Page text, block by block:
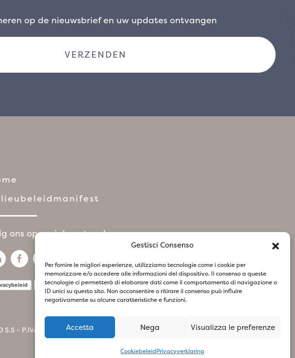
Gestisci Consenso
Per fornire le migliori esperienze, utilizziamo tecnologie come i cookie per
memorizzare e/o accedere alle informazioni del dispositivo. Il consenso a queste
tecnologie ci permetterà di elaborare dati come il comportamento di navigazione o
ID unici su questo sito. Non acconsentire o ritirare il consenso può influire
negativamente su alcune caratteristiche e funzioni.
Accetta Nega Visualizza le preferenze
CookiebeleidPrivacyverklaring
op de nieuwsbrief en uw updates ontvangen
ons op sociale netwerken
Cookiebeleid
S.S - P.IVA 01741260473- Design & Concept By Woola